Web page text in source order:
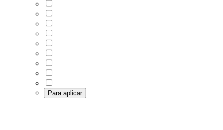
Para aplicar